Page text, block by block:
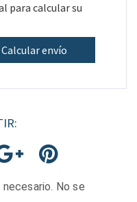
para calcular su
Calcular envío
No se